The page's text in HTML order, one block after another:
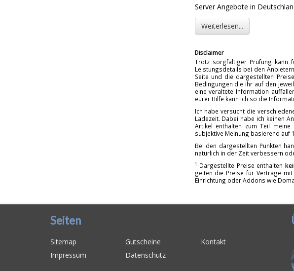
Server Angebote in
Weiterlesen...
Disclaimer
Trotz sorgfältiger Prüfung kann
Leistungsdetails bei den
Seite und die dargestellten
Bedingungen die ihr auf den
eine veraltete Information
eurer Hilfe kann ich so die
Ich habe versucht die
Ladezeit. Dabei habe ich keinen
Artikel enthalten zum Teil
subjektive Meinung basierend auf
Bei den dargestellten Punkten
natürlich in der Zeit verbessern
1 Dargestellte Preise enthalten
gelten die Preise für Verträge
Einrichtung oder Addons wie
Seiten
Sitemap Gutscheine
Kontakt
Impressum
Datenschutz